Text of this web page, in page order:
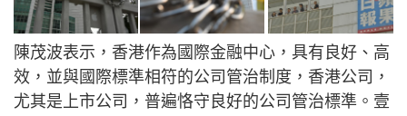
陳茂波表示，香港作為國際金融中心，具有良好、高
效，並與國際標準相符的公司管治制度，香港公司，
尤其是上市公司，普遍恪守良好的公司管治標準。壹